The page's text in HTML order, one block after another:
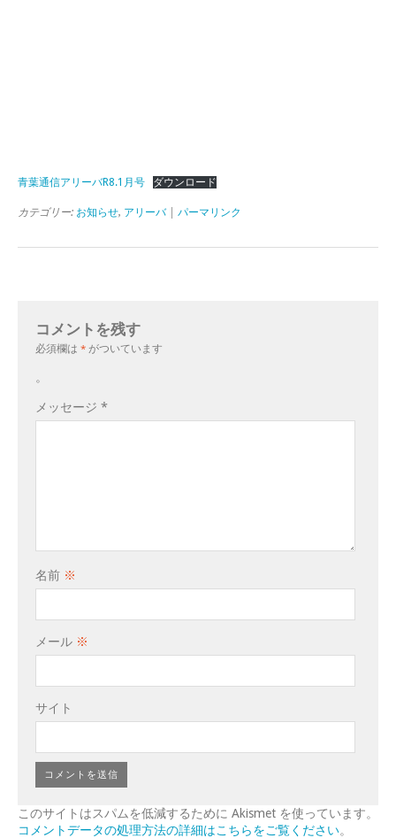
青葉通信アリーバR8.1月号 ダウンロード
カテゴリー: お知らせ, アリーバ| パーマリンク
コメントを残す
必須欄は * がついています
。
メッセージ *
名前 ※
メール ※
サイト
このサイトはスパムを低減するために Akismet を使っています。
コメントデータの処理方法の詳細はこちらをご覧ください。